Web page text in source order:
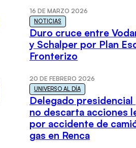
16 DE MARZO 2026
NOTICIAS
Duro cruce entre
y Schalper por Plan
Fronterizo
20 DE FEBRERO 2026
UNIVERSO AL DÍA
Delegado presidencial
no descarta acciones
por accidente de
gas en Renca